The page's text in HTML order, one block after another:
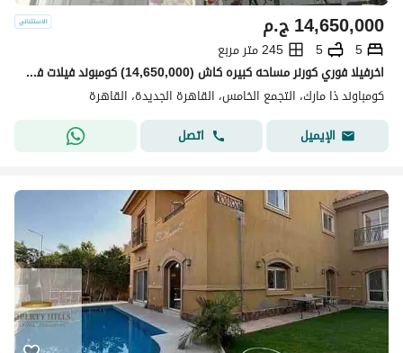
ج.م14,650,000
5
5
245 متر مربع
اخرفيلا فوري كورنر مساحه كبيره كاش (14,650,000) كومبوند فيلات فقط فيو لاند سكيب فيه كل الخدمات تقدر تعاين اي وقت عليطريق السويس جنب الجامعه الامريكيه و لافيستا مارك جاردنز التجمع
كومباوند ذا مارك، التجمع الخامس، القاهرة الجديدة، القاهرة
الإيميل
اتصل